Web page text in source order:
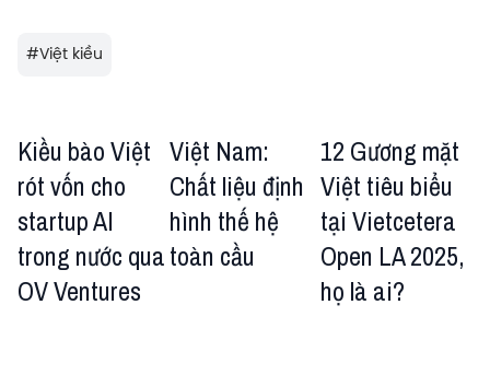
#Việt kiều
Kiều bào Việt
rót vốn cho
startup AI
trong nước qua
OV Ventures
Việt Nam:
Chất liệu định
hình thế hệ
toàn cầu
12 Gương mặt
Việt tiêu biểu
tại Vietcetera
Open LA 2025,
họ là ai?